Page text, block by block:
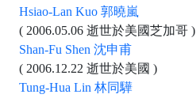
Hsiao-Lan Kuo 郭曉嵐
( 2006.05.06 逝世於美國芝加哥 )
Shan-Fu Shen 沈申甫
( 2006.12.22 逝世於美國 )
Tung-Hua Lin 林同驊